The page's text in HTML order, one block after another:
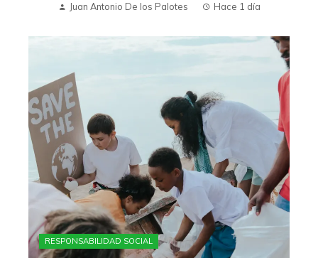
Juan Antonio De los Palotes Hace 1 día
RESPONSABILIDAD SOCIAL